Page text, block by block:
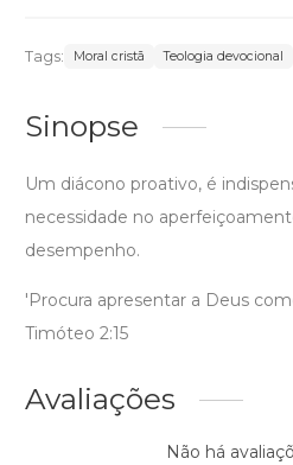
Tags: Moral cristã Teologia devocional
Sinopse
Um diácono proativo, é
necessidade no
desempenho.
'Procura apresentar a Deus
Timóteo 2:15
Avaliações
Não há